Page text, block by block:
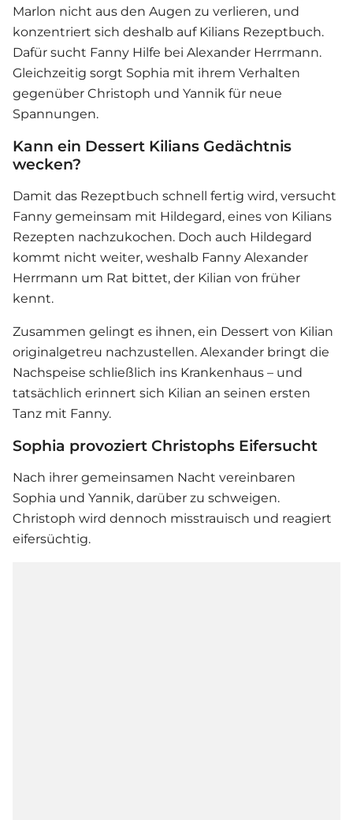
Marlon nicht aus den Augen zu verlieren, und
konzentriert sich deshalb auf Kilians Rezeptbuch.
Dafür sucht Fanny Hilfe bei Alexander Herrmann.
Gleichzeitig sorgt Sophia mit ihrem Verhalten
gegenüber Christoph und Yannik für neue
Spannungen.
Kann ein Dessert Kilians Gedächtnis
wecken?
Damit das Rezeptbuch schnell fertig wird, versucht
Fanny gemeinsam mit Hildegard, eines von Kilians
Rezepten nachzukochen. Doch auch Hildegard
kommt nicht weiter, weshalb Fanny Alexander
Herrmann um Rat bittet, der Kilian von früher
kennt.
Zusammen gelingt es ihnen, ein Dessert von Kilian
originalgetreu nachzustellen. Alexander bringt die
Nachspeise schließlich ins Krankenhaus – und
tatsächlich erinnert sich Kilian an seinen ersten
Tanz mit Fanny.
Sophia provoziert Christophs Eifersucht
Nach ihrer gemeinsamen Nacht vereinbaren
Sophia und Yannik, darüber zu schweigen.
Christoph wird dennoch misstrauisch und reagiert
eifersüchtig.